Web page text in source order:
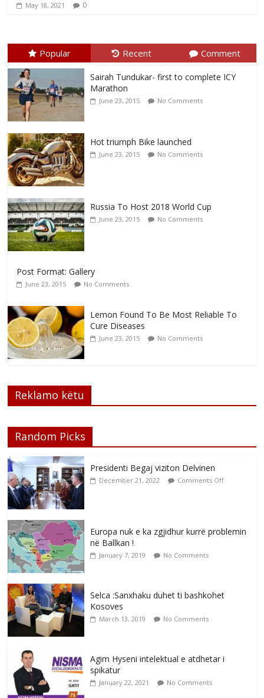
May 18, 2021 0
Popular Recent Comment
Sairah Tundukar- first to complete ICY
Marathon
June 23, 2015 No Comments
Hot triumph Bike launched
June 23, 2015 No Comments
Russia To Host 2018 World Cup
June 23, 2015 No Comments
Post Format: Gallery
June 23, 2015 No Comments
Lemon Found To Be Most Reliable To
Cure Diseases
June 23, 2015 No Comments
Reklamo këtu
Random Picks
Presidenti Begaj viziton Delvinen
December 21, 2022 Comments Off
Europa nuk e ka zgjidhur kurrë problemin
në Ballkan !
January 7, 2019 No Comments
Selca :Sanxhaku duhet ti bashkohet
Kosoves
March 13, 2019 No Comments
Agim Hyseni intelektual e atdhetar i
spikatur
January 22, 2021 No Comments